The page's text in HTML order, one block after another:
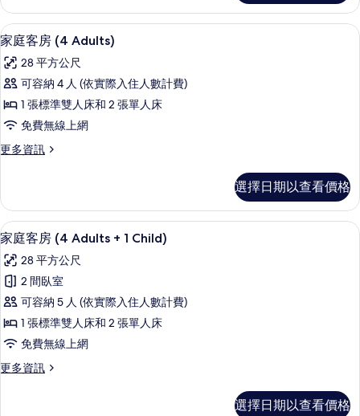
2
Children)
的
所
有
相
片
客
房
(3
Adults
+
2
的
詳
顯
示
家
庭
客
房
(4
所
有
相
片
高級寢具、迷你吧、書桌、遮光布/窗
5
家庭客房 (4 Adults)
28 平方公尺
可容納 4 人 (依實際入住人數計費)
1 張標準雙人床和 2 張單人床
免費無線上網
更多資訊
更
客
房
(4
Adults)
的
詳
選擇日期以查看價格
顯
示
家
庭
客
房
(4
Adults
高級寢具、迷你吧、書桌、遮光布/窗
5
家庭客房 (4 Adults + 1 Child)
28 平方公尺
2 間臥室
可容納 5 人 (依實際入住人數計費)
1 張標準雙人床和 2 張單人床
免費無線上網
更多資訊
更
選擇日期以查看價格